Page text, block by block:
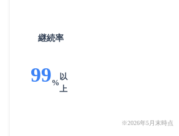
継続率
99%
以
上
※2026年5月末時点